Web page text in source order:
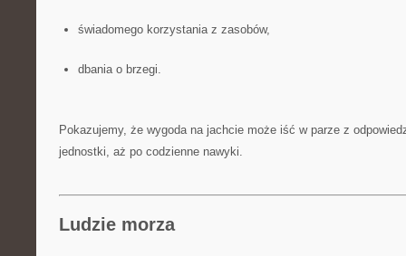
świadomego korzystania z zasobów,
dbania o brzegi.
Pokazujemy, że wygoda na jachcie może iść w parze z
jednostki, aż po codzienne nawyki.
Ludzie morza